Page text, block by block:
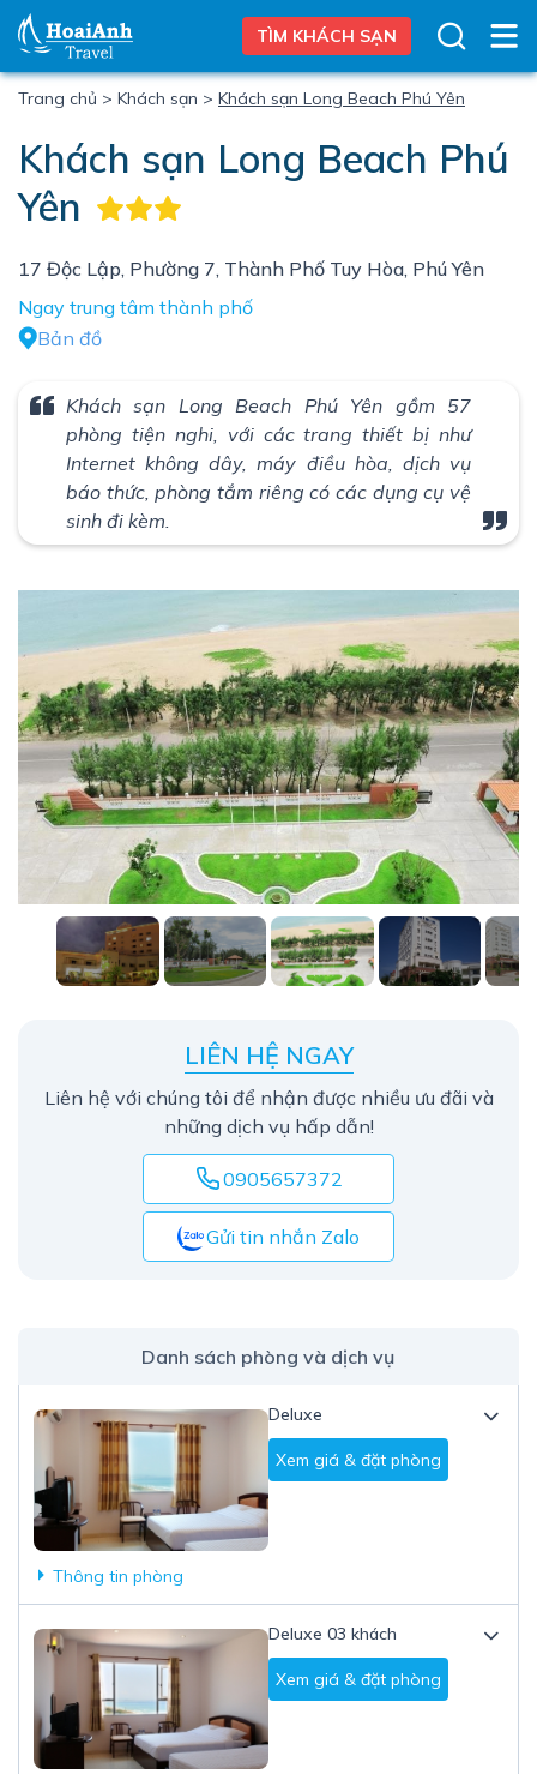
TÌM KHÁCH SẠN
Trang chủ > Khách sạn > Khách sạn Long Beach Phú Yên
Khách sạn Long Beach Phú
Yên
17 Độc Lập, Phường 7, Thành Phố Tuy Hòa, Phú Yên
Ngay trung tâm thành phố
Bản đồ
Khách sạn Long Beach Phú Yên gồm 57
phòng tiện nghi, với các trang thiết bị như
Internet không dây, máy điều hòa, dịch vụ
báo thức, phòng tắm riêng có các dụng cụ vệ
sinh đi kèm.
LIÊN HỆ NGAY
Liên hệ với chúng tôi để nhận được nhiều ưu đãi và
những dịch vụ hấp dẫn!
0905657372
Gửi tin nhắn Zalo
Danh sách phòng và dịch vụ
Deluxe
Xem giá & đặt phòng
Thông tin phòng
Deluxe 03 khách
Xem giá & đặt phòng